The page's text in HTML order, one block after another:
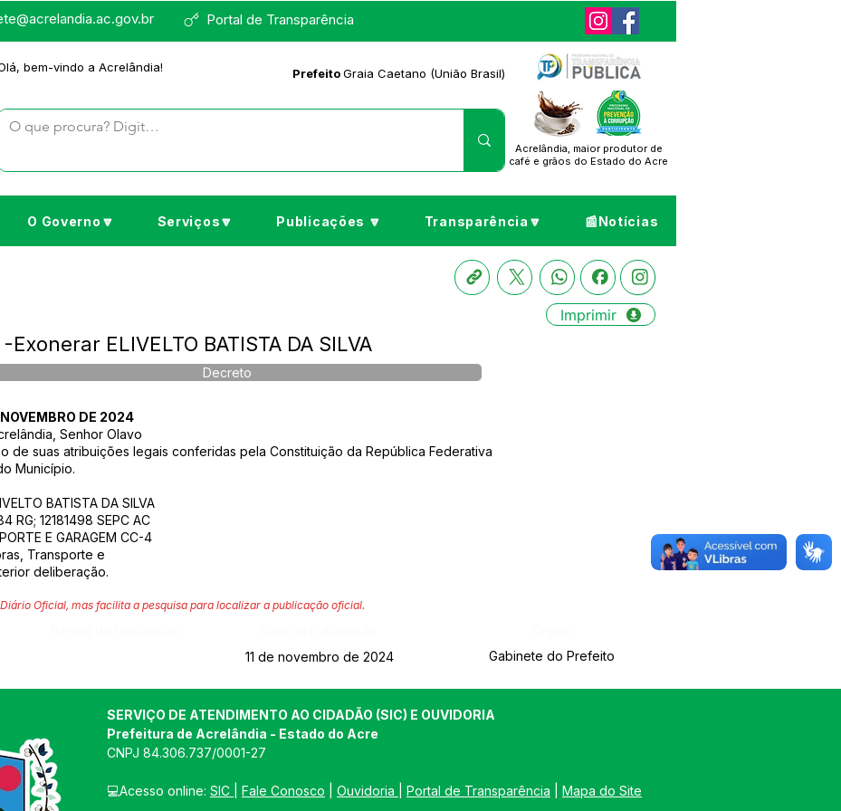
Portal de Transparência
bem-vindo a Acrelândia! PrefeitoGraia Caetano (União Brasil)
Acrelândia, maior produtor de
café e grãos do Estado do Acre
O Governo🔽 Serviços🔽 Publicações 🔽 Transparência🔽 📰Notícias
Imprimir
ELIVELTO BATISTA DA SILVA
Decreto
DE 2024
Senhor Olavo
de suas atribuições legais conferidas pela Constituição da República Federativa
Município.
BATISTA DA SILVA
RG; 12181498 SEPC AC
E GARAGEM CC-4
Transporte e
deliberação.
Oficial, mas facilita a pesquisa para localizar a publicação oficial.
11 de novembro de 2024 Gabinete do Prefeito
SERVIÇO DE ATENDIMENTO AO CIDADÃO (SIC) E OUVIDORIA
Prefeitura de Acrelândia - Estado do Acre
CNPJ 84.306.737/0001-27
💻Acesso online: SIC Fale Conosco Ouvidoria Portal de Transparência Mapa do Site